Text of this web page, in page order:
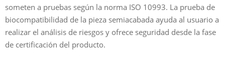
someten a pruebas según la norma ISO 10993. La prueba de
biocompatibilidad de la pieza semiacabada ayuda al usuario a
realizar el análisis de riesgos y ofrece seguridad desde la fase
de certificación del producto.